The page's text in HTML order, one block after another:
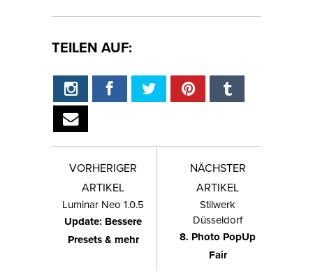
TEILEN AUF:
VORHERIGER
ARTIKEL
Luminar Neo 1.0.5
Update: Bessere
Presets & mehr
NÄCHSTER
ARTIKEL
Stilwerk
Düsseldorf
8. Photo PopUp
Fair